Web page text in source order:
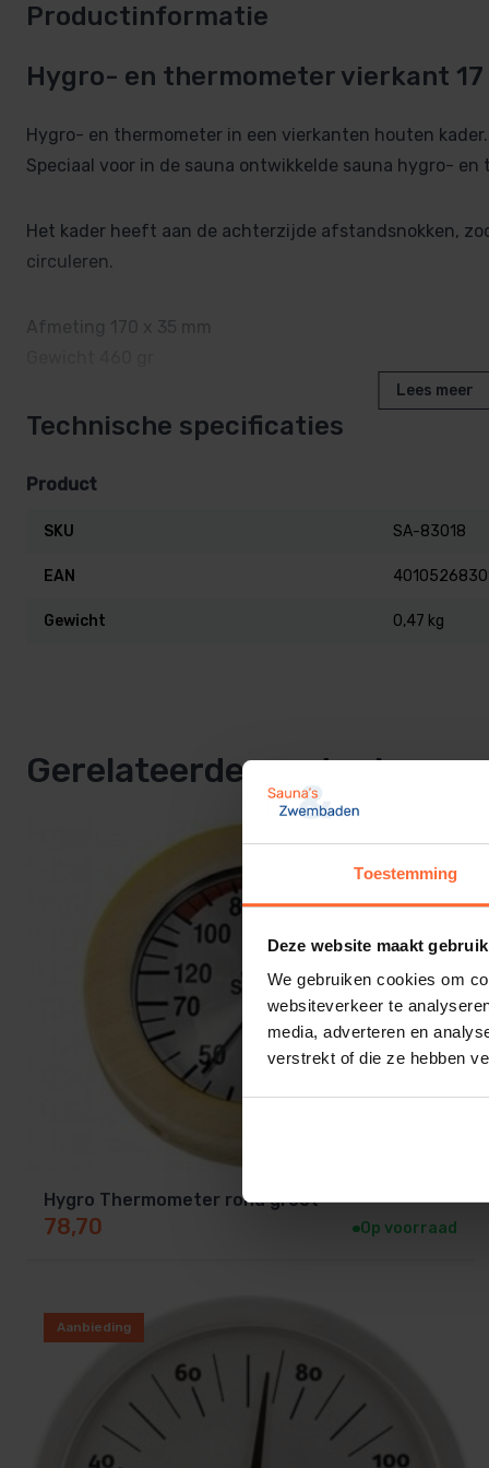
Toestemming
Deze website maakt
We gebruiken cookies om
websiteverkeer te
media, adverteren en
verstrekt of die ze hebben
Productinformatie
Hygro- en thermometer vierkant 17
Hygro- en thermometer in een vierkanten houten kader.
Speciaal voor in de sauna ontwikkelde sauna hygro- en
Het kader heeft aan de achterzijde afstandsnokken,
circuleren.
Afmeting 170 x 35 mm
Lees meer
Technische specificaties
Product
SKU SA-83018
EAN
Gewicht 0,47 kg
Gerelateerde producten
Hygro Thermometer rond groot
78,70 Op voorraad
Aanbieding